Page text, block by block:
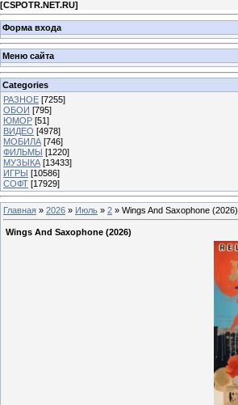
[CSPOTR.NET.RU]
Форма входа
Меню сайта
Categories
РАЗНОЕ [7255]
ОБОИ [795]
ЮМОР [51]
ВИДЕО [4978]
МОБИЛА [746]
ФИЛЬМЫ [1220]
МУЗЫКА [13433]
ИГРЫ [10586]
СОФТ [17929]
Главная » 2026 » Июль » 2 » Wings And Saxophone (2026)
Wings And Saxophone (2026)